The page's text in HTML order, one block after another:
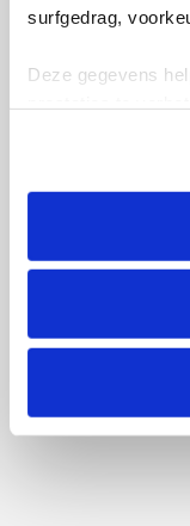
surfgedrag,
Deze gegevens
via Cookie
cookies is te